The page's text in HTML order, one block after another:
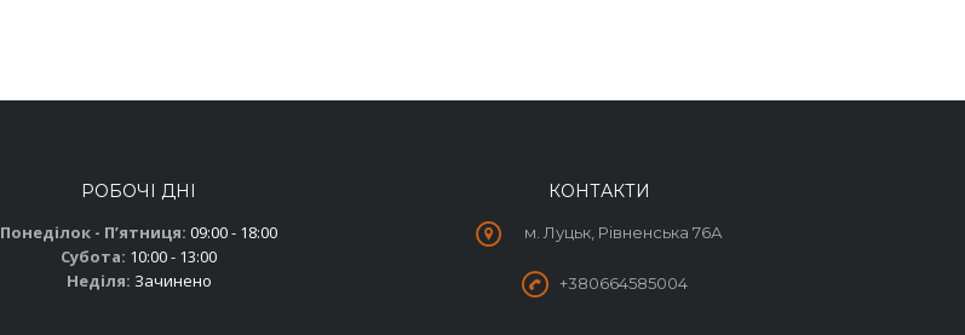
РОБОЧІ ДНІ
Понеділок - Пʼятниця: 09:00 - 18:00
Субота: 10:00 - 13:00
Неділя: Зачинено
КОНТАКТИ
м. Луцьк, Рівненська 76А
+380664585004